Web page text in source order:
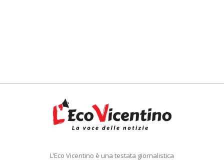
L’Eco Vicentino è una testata giornalistica